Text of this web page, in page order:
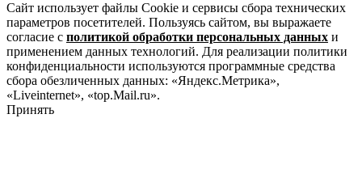
Сайт использует файлы Cookie и сервисы сбора технических
параметров посетителей. Пользуясь сайтом, вы выражаете
согласие с политикой обработки персональных данных и
применением данных технологий. Для реализации политики
конфиденциальности используются программные средства
сбора обезличенных данных: «Яндекс.Метрика»,
«Liveinternet», «top.Mail.ru».
Принять